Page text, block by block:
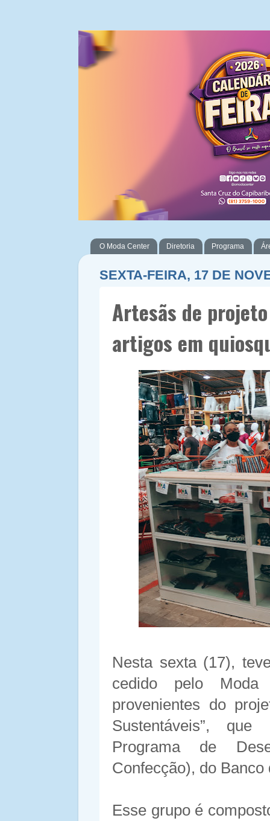
O Moda Center Diretoria Programa
SEXTA-FEIRA, 17 DE
Artesãs de
artigos em
Nesta sexta (17),
cedido pelo
provenientes do
Sustentáveis”,
Programa de
Confecção), do Banco
Esse grupo é